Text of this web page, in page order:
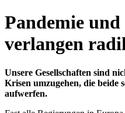
Pandemie
verlangen
Unsere Gesellschaften sind
Krisen umzugehen, die beide
aufwerfen.